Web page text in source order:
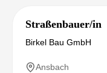
Straßenbauer/in
Birkel Bau GmbH
Ansbach